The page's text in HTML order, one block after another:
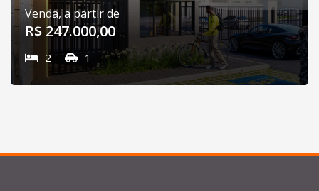
Venda, a partir de
R$ 247.000,00
2 1